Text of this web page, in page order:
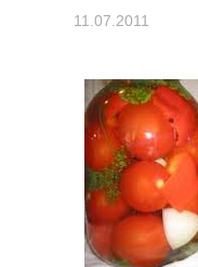
11.07.2011